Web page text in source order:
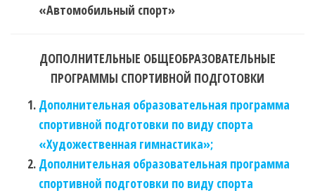
«Автомобильный спорт»
ДОПОЛНИТЕЛЬНЫЕ ОБЩЕОБРАЗОВАТЕЛЬНЫЕ
ПРОГРАММЫ СПОРТИВНОЙ ПОДГОТОВКИ
Дополнительная образовательная программа
спортивной подготовки по виду спорта
«Художественная гимнастика»;
Дополнительная образовательная программа
спортивной подготовки по виду спорта